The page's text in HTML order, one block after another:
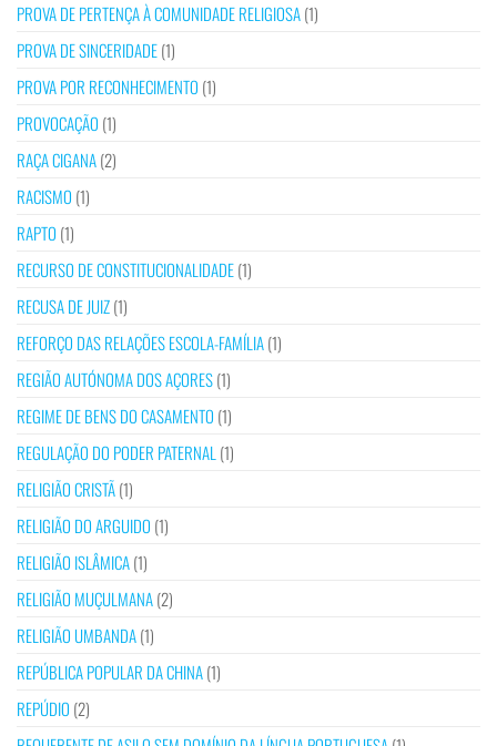
PROVA DE PERTENÇA À COMUNIDADE RELIGIOSA(1)
PROVA DE SINCERIDADE(1)
PROVA POR RECONHECIMENTO (1)
PROVOCAÇÃO (1)
RAÇA CIGANA(2)
RACISMO (1)
RAPTO (1)
RECURSO DE CONSTITUCIONALIDADE(1)
RECUSA DE JUIZ(1)
REFORÇO DAS RELAÇÕES ESCOLA-FAMÍLIA(1)
REGIÃO AUTÓNOMA DOS AÇORES(1)
REGIME DE BENS DO CASAMENTO (1)
REGULAÇÃO DO PODER PATERNAL (1)
RELIGIÃO CRISTÃ(1)
RELIGIÃO DO ARGUIDO (1)
RELIGIÃO ISLÂMICA(1)
RELIGIÃO MUÇULMANA(2)
RELIGIÃO UMBANDA(1)
REPÚBLICA POPULAR DA CHINA(1)
REPÚDIO (2)